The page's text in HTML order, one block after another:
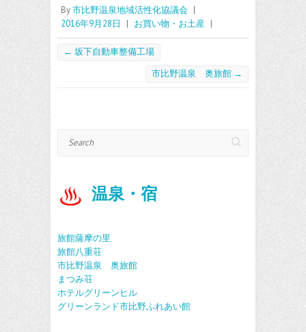
b
o
o
itt
er
ai
l
By市比野温泉地域活性化協議会 |
2016年9月28日
| お買い物・お土産 |
← 坂下自動車整備工場
市比野温泉 奥旅館 →
温泉・宿
旅館薩摩の里
旅館八重荘
市比野温泉 奥旅館
まつみ荘
ホテルグリーンヒル
グリーンランド市比野ふれあい館